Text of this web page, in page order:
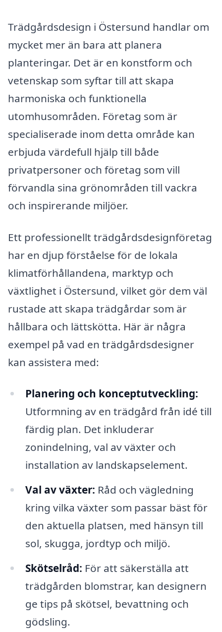
Trädgårdsdesign i Östersund handlar om
mycket mer än bara att planera
planteringar. Det är en konstform och
vetenskap som syftar till att skapa
harmoniska och funktionella
utomhusområden. Företag som är
specialiserade inom detta område kan
erbjuda värdefull hjälp till både
privatpersoner och företag som vill
förvandla sina grönområden till vackra
och inspirerande miljöer.
Ett professionellt trädgårdsdesignföretag
har en djup förståelse för de lokala
klimatförhållandena, marktyp och
växtlighet i Östersund, vilket gör dem väl
rustade att skapa trädgårdar som är
hållbara och lättskötta. Här är några
exempel på vad en trädgårdsdesigner
kan assistera med:
Planering och konceptutveckling:
Utformning av en trädgård från idé till
färdig plan. Det inkluderar
zonindelning, val av växter och
installation av landskapselement.
Val av växter: Råd och vägledning
kring vilka växter som passar bäst för
den aktuella platsen, med hänsyn till
sol, skugga, jordtyp och miljö.
Skötselråd: För att säkerställa att
trädgården blomstrar, kan designern
ge tips på skötsel, bevattning och
gödsling.